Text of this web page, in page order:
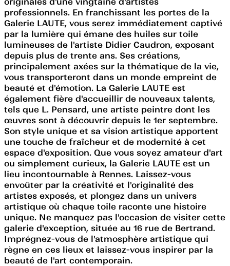
professionnels. En franchissant les portes de la
Galerie LAUTE, vous serez immédiatement captivé
par la lumière qui émane des huiles sur toile
lumineuses de l'artiste Didier Caudron, exposant
depuis plus de trente ans. Ses créations,
principalement axées sur la thématique de la vie,
vous transporteront dans un monde empreint de
beauté et d'émotion. La Galerie LAUTE est
également fière d'accueillir de nouveaux talents,
tels que L. Pensard, une artiste peintre dont les
œuvres sont à découvrir depuis le 1er septembre.
Son style unique et sa vision artistique apportent
une touche de fraîcheur et de modernité à cet
espace d'exposition. Que vous soyez amateur d'art
ou simplement curieux, la Galerie LAUTE est un
lieu incontournable à Rennes. Laissez-vous
envoûter par la créativité et l'originalité des
artistes exposés, et plongez dans un univers
artistique où chaque toile raconte une histoire
unique. Ne manquez pas l'occasion de visiter cette
galerie d'exception, située au 16 rue de Bertrand.
Imprégnez-vous de l'atmosphère artistique qui
règne en ces lieux et laissez-vous inspirer par la
beauté de l'art contemporain.